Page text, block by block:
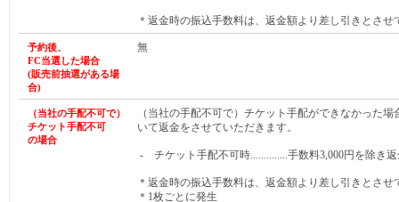
＊返金時の振込手数料は、返金額より差し引きとさせ
予約後、
FC当選した場合
(販売前抽選がある場
合)
無
（当社の手配不可で）
チケット手配不可
の場合
（当社の手配不可で）チケット手配ができなかった
いて返金をさせていただきます。
- チケット手配不可時..............手数料3,000円を除き
＊返金時の振込手数料は、返金額より差し引きとさせ
＊1枚ごとに発生